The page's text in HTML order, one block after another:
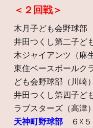
＜２回戦＞
木月子ども会野球
井田つくし第二子
木ジャイアンツ（麻生
東住ベースボール
ども会野球部（川崎）
井田つくし第四子
ラブスターズ（高津）
天神町野球部 ６☓５